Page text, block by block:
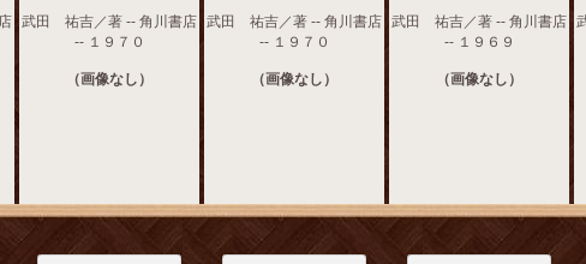
武田 祐吉／著 -- 角川書店
-- １９７０
（画像なし）
武田 祐吉／著 -- 角川書店
-- １９７０
（画像なし）
武田 祐吉／著 -- 角川書店
-- １９６９
（画像なし）